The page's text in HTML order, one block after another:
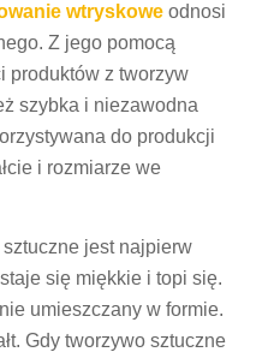
wtryskoweodnosi
Z jego pomocą
produktów z tworzyw
szybka i niezawodna
do produkcji
i rozmiarze we
jest najpierw
się miękkie i topi się.
umieszczany w formie.
Gdy tworzywo sztuczne